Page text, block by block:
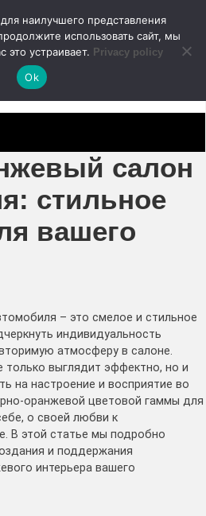
и не только, новинки зарубежного
автопрома
салон
стильное
вашего
– это смелое и стильное
индивидуальность
атмосферу в салоне․
только выглядит эффектно, но и
на настроение и восприятие во
оранжевой цветовой гаммы для
о своей любви к
В этой статье мы подробно
и поддержания
интерьера вашего
наилучшего представления
использовать сайт, мы
это устраивает. Privacy policy
Ok